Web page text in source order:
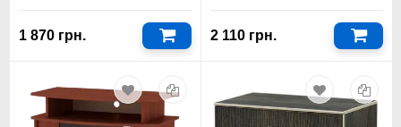
1 870 грн. 2 110 грн.